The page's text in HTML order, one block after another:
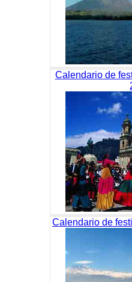
Calendario de
Calendario de